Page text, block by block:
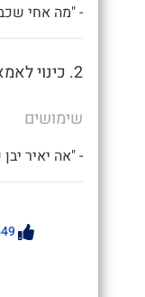
- "מה אחי
2. כינוי לאמא של בן שרמוטה.
שימושים
- "אה יאיר